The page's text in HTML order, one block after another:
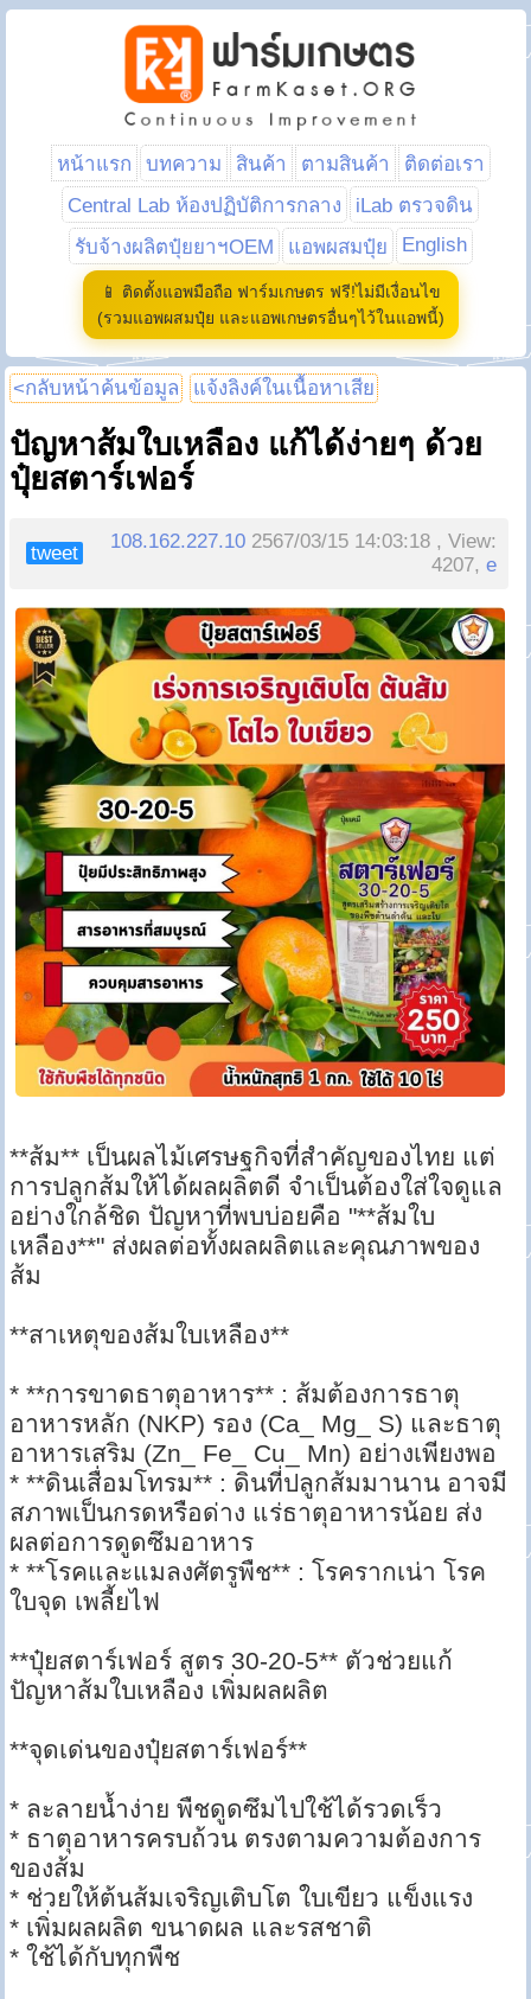
หน้าแรก บทความ สินค้า ตามสินค้า
ติดต่อเรา
Central Lab ห้องปฏิบัติการกลาง
iLab ตรวจดิน
รับจ้างผลิตปุ๋ยยาฯOEM
แอพผสมปุ๋ย English
📱 ติดตั้งแอพมือถือ ฟาร์มเกษตร ฟรี!ไม่มีเงื่อนไข
(รวมแอพผสมปุ๋ย และแอพเกษตรอื่นๆไว้ในแอพนี้)
<กลับหน้าค้นข้อมูล แจ้งลิงค์ในเนื้อหาเสีย
ปัญหาส้มใบเหลือง แก้ได้ง่ายๆ ด้วย
ปุ๋ยสตาร์เฟอร์
tweet
108.162.227.10 2567/03/15 14:03:18 , View:
4207,e
**ส้ม** เป็นผลไม้เศรษฐกิจที่สำคัญของไทย แต่
การปลูกส้มให้ได้ผลผลิตดี จำเป็นต้องใส่ใจดูแล
อย่างใกล้ชิด ปัญหาที่พบบ่อยคือ "**ส้มใบ
เหลือง**" ส่งผลต่อทั้งผลผลิตและคุณภาพของ
ส้ม
**สาเหตุของส้มใบเหลือง**
* **การขาดธาตุอาหาร** : ส้มต้องการธาตุ
อาหารหลัก (NKP) รอง (Ca_ Mg_ S) และธาตุ
อาหารเสริม (Zn_ Fe_ Cu_ Mn) อย่างเพียงพอ
* **ดินเสื่อมโทรม** : ดินที่ปลูกส้มมานาน อาจมี
สภาพเป็นกรดหรือด่าง แร่ธาตุอาหารน้อย ส่ง
ผลต่อการดูดซึมอาหาร
* **โรคและแมลงศัตรูพืช** : โรครากเน่า โรค
ใบจุด เพลี้ยไฟ
**ปุ๋ยสตาร์เฟอร์ สูตร 30-20-5** ตัวช่วยแก้
ปัญหาส้มใบเหลือง เพิ่มผลผลิต
**จุดเด่นของปุ๋ยสตาร์เฟอร์**
* ละลายน้ำง่าย พืชดูดซึมไปใช้ได้รวดเร็ว
* ธาตุอาหารครบถ้วน ตรงตามความต้องการ
ของส้ม
* ช่วยให้ต้นส้มเจริญเติบโต ใบเขียว แข็งแรง
* เพิ่มผลผลิต ขนาดผล และรสชาติ
* ใช้ได้กับทุกพืช